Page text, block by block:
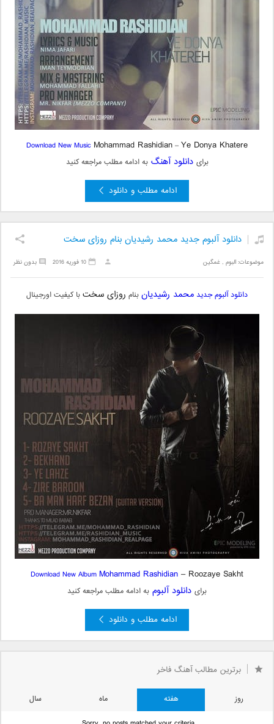
Download New Music Mohammad Rashidian–Ye Donya Khatere
برای دانلود آهنگ به ادامه مطلب مراجعه کنید
ادامه مطلب و دانلود
دانلود آلبوم جدید محمد رشیدیان بنام روزای سخت
موضوعات:البوم ,غمگین بدون نظر 10 فوریه 2016
دانلود آلبوم جدید محمد رشیدیانبنام روزای سختبا کیفیت اورجینال
Download New Album Mohammad Rashidian – Roozaye Sakht
برای دانلود آلبوم به ادامه مطلب مراجعه کنید
ادامه مطلب و دانلود
برترین مطالب آهنگ فاخر
روز هفته ماه
سال